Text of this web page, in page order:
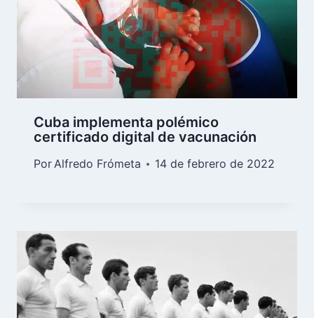
Cuba implementa polémico
certificado digital de vacunación
PorAlfredo Frómeta 14 de febrero de 2022